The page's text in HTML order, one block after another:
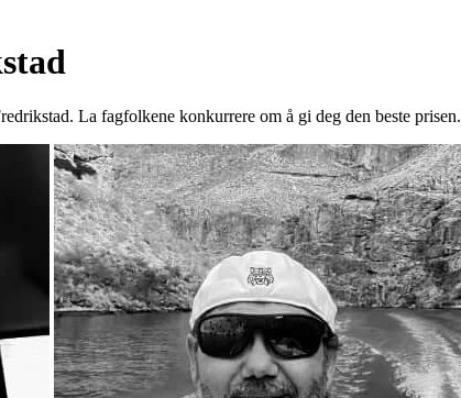
La fagfolkene konkurrere om å gi deg den beste prisen.